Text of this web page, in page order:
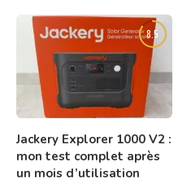
8.5
Jackery Explorer 1000 V2 :
mon test complet après
un mois d’utilisation